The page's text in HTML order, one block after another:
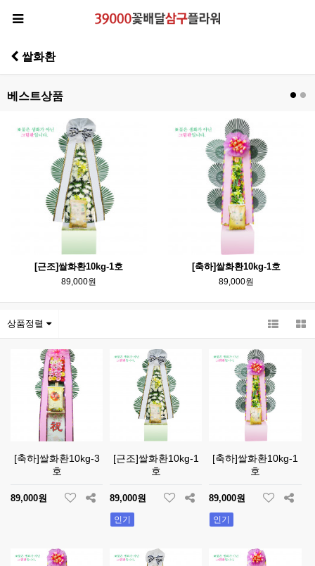
쌀화환
베스트상품
[근조]쌀화환10kg-1호
89,000원
[축하]쌀화환10kg-1호
89,000원
상품정렬
[축하]쌀화환10kg-3
호
89,000원
[근조]쌀화환10kg-1
호
89,000원
인기
[축하]쌀화환10kg-1
호
89,000원
인기